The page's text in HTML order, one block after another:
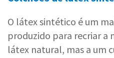
O látex sintético é um
produzido para recriar a
látex natural, mas a um